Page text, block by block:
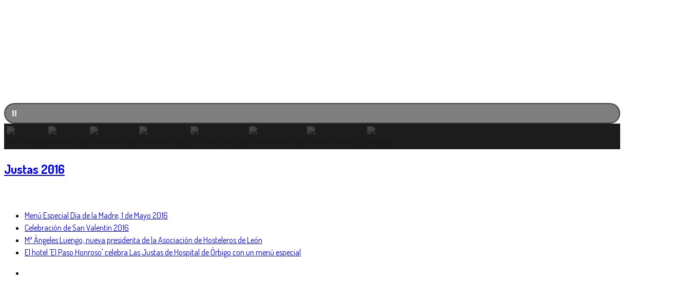
Justas 2016
Menú Especial Día de la Madre, 1 de Mayo 2016
Celebración de San Valentín 2016
Mª Ángeles Luengo, nueva presidenta de la Asociación de Hosteleros de León
El hotel 'El Paso Honroso' celebra Las Justas de Hospital de Órbigo con un menú especial